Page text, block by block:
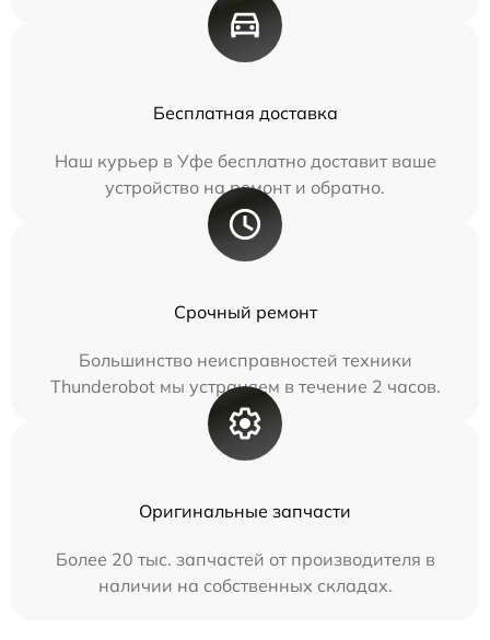
Бесплатная доставка
Наш курьер в Уфе бесплатно доставит ваше
устройство на ремонт и обратно.
Срочный ремонт
Большинство неисправностей техники
Thunderobot мы устраняем в течение 2 часов.
Оригинальные запчасти
Более 20 тыс. запчастей от производителя в
наличии на собственных складах.